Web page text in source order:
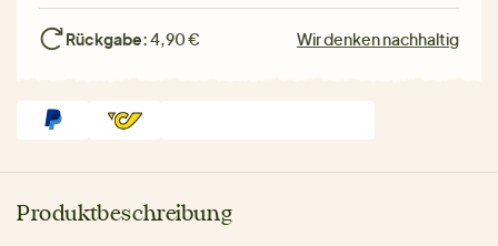
Rückgabe:4,90 € Wir denken nachhaltig
Produktbeschreibung